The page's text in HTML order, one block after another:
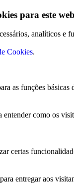
para este
analíticos e
Cookies.
as funções
entender como os
certas
entregar aos